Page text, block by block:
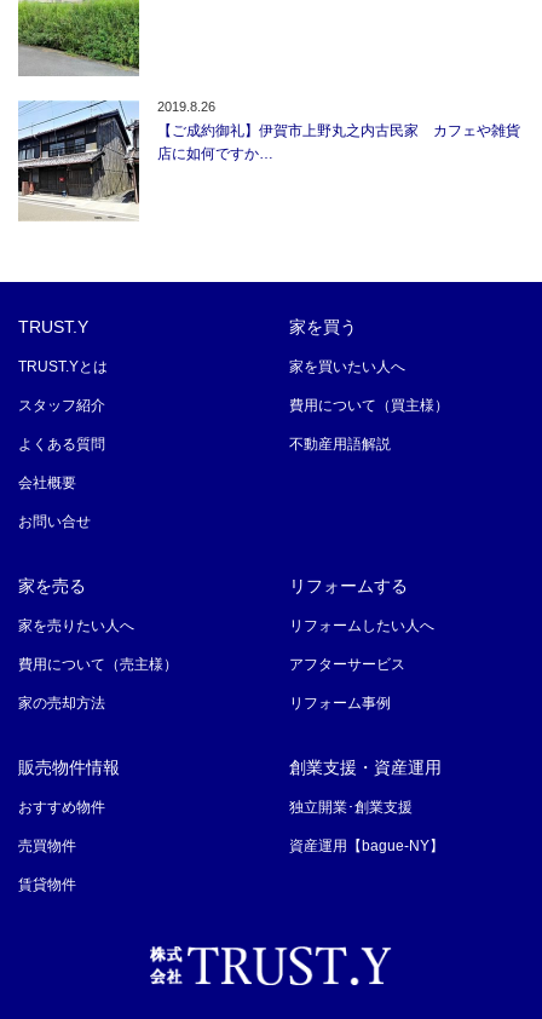
2019.8.26
【ご成約御礼】伊賀市上野丸之内古民家 カフェや雑貨
店に如何ですか…
TRUST.Y
TRUST.Yとは
スタッフ紹介
よくある質問
会社概要
お問い合せ
家を買う
家を買いたい人へ
費用について（買主様）
不動産用語解説
家を売る
家を売りたい人へ
費用について（売主様）
家の売却方法
リフォームする
リフォームしたい人へ
アフターサービス
リフォーム事例
販売物件情報
おすすめ物件
売買物件
賃貸物件
創業支援・資産運用
独立開業･創業支援
資産運用【bague-NY】